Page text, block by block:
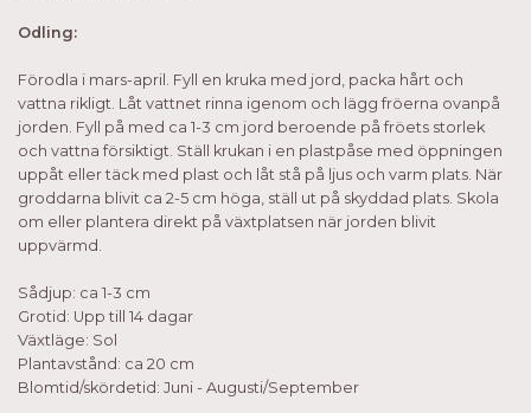
Odling:
Förodla i mars-april. Fyll en kruka med jord, packa hårt och
vattna rikligt. Låt vattnet rinna igenom och lägg fröerna ovanpå
jorden. Fyll på med ca 1-3 cm jord beroende på fröets storlek
och vattna försiktigt. Ställ krukan i en plastpåse med öppningen
uppåt eller täck med plast och låt stå på ljus och varm plats. När
groddarna blivit ca 2-5 cm höga, ställ ut på skyddad plats. Skola
om eller plantera direkt på växtplatsen när jorden blivit
uppvärmd.
Sådjup: ca 1-3 cm
Grotid: Upp till 14 dagar
Växtläge: Sol
Plantavstånd: ca 20 cm
Blomtid/skördetid: Juni - Augusti/September